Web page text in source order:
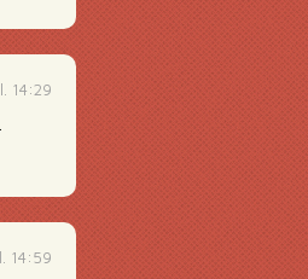
14:29
14:59